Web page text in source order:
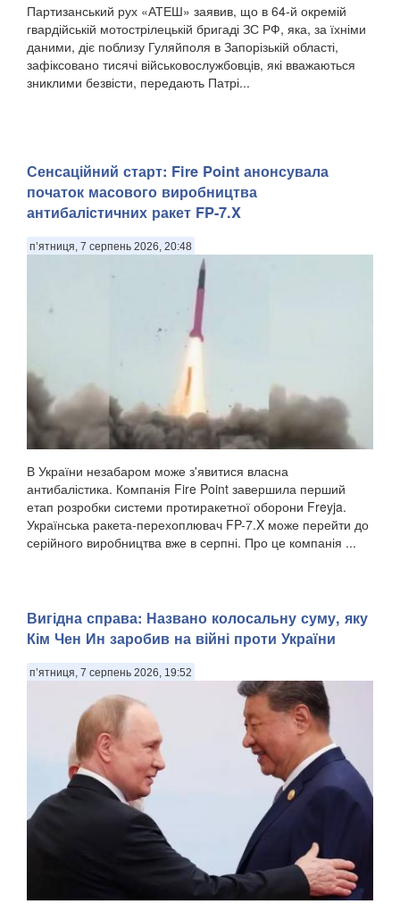
Партизанський рух «АТЕШ» заявив, що в 64-й окремій
гвардійській мотострілецькій бригаді ЗС РФ, яка, за їхніми
даними, діє поблизу Гуляйполя в Запорізькій області,
зафіксовано тисячі військовослужбовців, які вважаються
зниклими безвісти, передають Патрі...
Сенсаційний старт: Fire Point анонсувала
початок масового виробництва
антибалістичних ракет FP-7.X
п’ятниця, 7 серпень 2026, 20:48
В України незабаром може з'явитися власна
антибалістика. Компанія Fire Point завершила перший
етап розробки системи протиракетної оборони Freyja.
Українська ракета-перехоплювач FP-7.X може перейти до
серійного виробництва вже в серпні. Про це компанія ...
Вигідна справа: Названо колосальну суму, яку
Кім Чен Ин заробив на війні проти України
п’ятниця, 7 серпень 2026, 19:52